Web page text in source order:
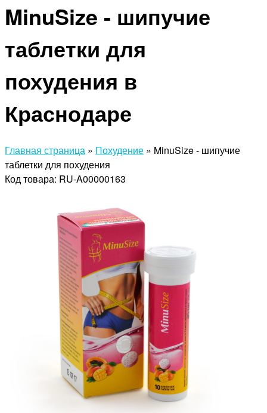
MinuSize - шипучие
таблетки для
похудения в
Краснодаре
Главная страница » Похудение » MinuSize - шипучие
таблетки для похудения
Код товара: RU-A00000163